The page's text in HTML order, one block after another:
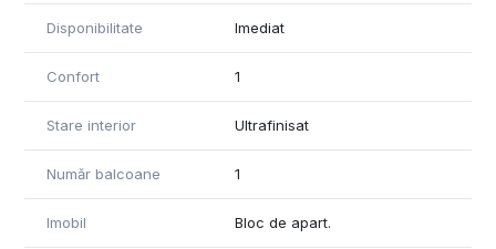
Disponibilitate Imediat
Confort 1
Stare interior Ultrafinisat
Număr balcoane 1
Imobil Bloc de apart.